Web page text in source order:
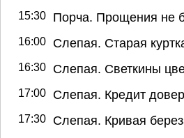
15:30 Порча. Прощения не
16:00 Слепая. Старая
16:30 Слепая. Светкины
17:00 Слепая. Кредит
17:30 Слепая. Кривая